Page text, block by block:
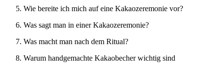
Wie bereite ich mich auf eine Kakaozeremonie vor?
Was sagt man in einer Kakaozeremonie?
Was macht man nach dem Ritual?
Warum handgemachte Kakaobecher wichtig sind